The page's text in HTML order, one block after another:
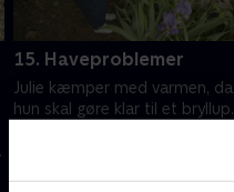
15. Haveproblemer
Julie kæmper med varmen, da
hun skal gøre klar til et bryllup.
12. november 2022 • 44 min